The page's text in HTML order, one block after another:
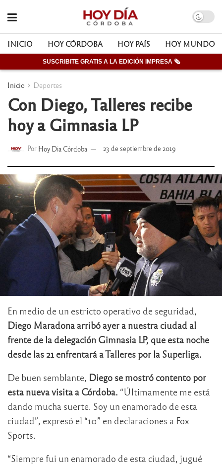
INICIO HOY CÓRDOBA HOY PAÍS HOY MUNDO
SUSCRIBITE GRATIS A LA EDICIÓN IMPRESA 🗞
Inicio Deportes
Con Diego, Talleres recibe
hoy a Gimnasia LP
Por Hoy Dia Córdoba 23 de septiembre de 2019
En medio de un estricto operativo de seguridad,
Diego Maradona arribó ayer a nuestra ciudad al
frente de la delegación Gimnasia LP, que esta noche
desde las 21 enfrentará a Talleres por la Superliga.
De buen semblante, Diego se mostró contento por
esta nueva visita a Córdoba. “Últimamente me está
dando mucha suerte. Soy un enamorado de esta
ciudad”, expresó el “10” en declaraciones a Fox
Sports.
“Siempre fui un enamorado de esta ciudad, jugué